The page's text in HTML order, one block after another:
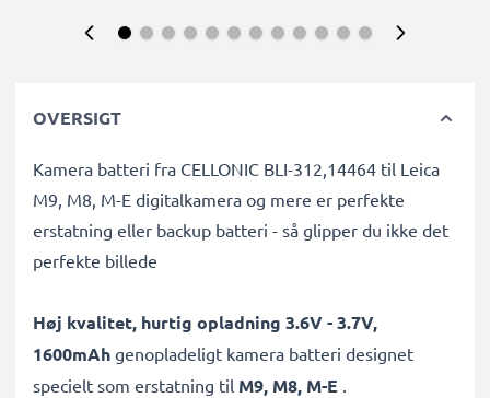
OVERSIGT
Kamera batteri fra CELLONIC BLI-312,14464 til Leica
M9, M8, M-E digitalkamera og mere er perfekte
erstatning eller backup batteri - så glipper du ikke det
perfekte billede
Høj kvalitet, hurtig opladning 3.6V - 3.7V,
1600mAh genopladeligt kamera batteri designet
specielt som erstatning til M9, M8, M-E .